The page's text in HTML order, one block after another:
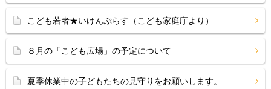
こども若者★いけんぷらす（こども家庭庁より）
８月の「こども広場」の予定について
夏季休業中の子どもたちの見守りをお願いします。